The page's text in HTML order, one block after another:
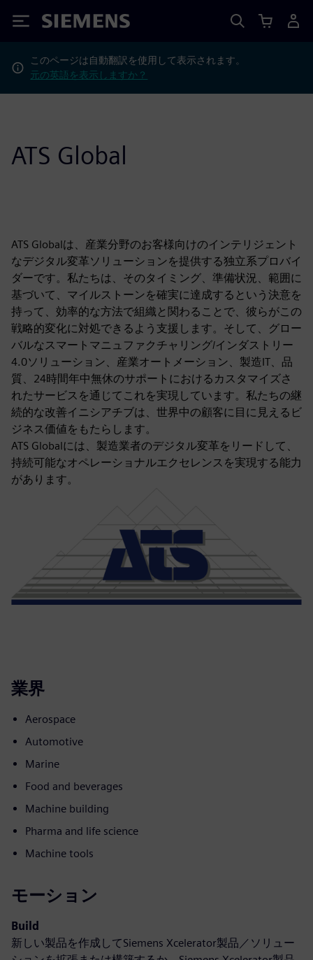
Siemens
このページは自動翻訳を使用して表示されます。
元の英語を表示しますか？
ATS Global
ATS Globalは、産業分野のお客様向けのインテリジェント
なデジタル変革ソリューションを提供する独立系プロバイ
ダーです。私たちは、そのタイミング、準備状況、範囲に
基づいて、マイルストーンを確実に達成するという決意を
持って、効率的な方法で組織と関わることで、彼らがこの
戦略的変化に対処できるよう支援します。そして、グロー
バルなスマートマニュファクチャリング/インダストリー
4.0ソリューション、産業オートメーション、製造IT、品
質、24時間年中無休のサポートにおけるカスタマイズさ
れたサービスを通じてこれを実現しています。私たちの継
続的な改善イニシアチブは、世界中の顧客に目に見えるビ
ジネス価値をもたらします。
ATS Globalには、製造業者のデジタル変革をリードして、
持続可能なオペレーショナルエクセレンスを実現する能力
があります。
業界
Aerospace
Automotive
Marine
Food and beverages
Machine building
Pharma and life science
Machine tools
モーション
Build
新しい製品を作成してSiemens Xcelerator製品／ソリュー